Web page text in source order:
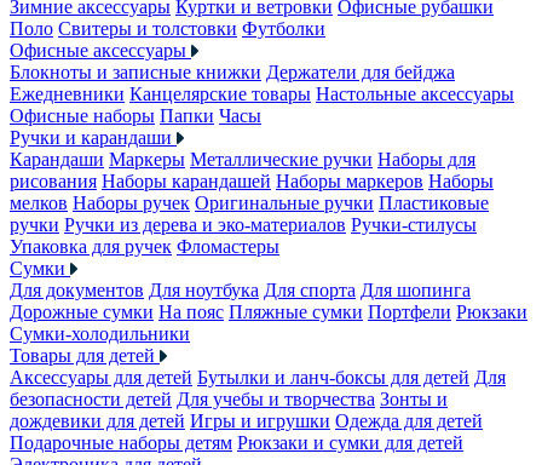
Зимние аксессуары Куртки и ветровки Офисные рубашки
Поло Свитеры и толстовки Футболки
Офисные аксессуары
Блокноты и записные книжки Держатели для бейджа
Ежедневники Канцелярские товары Настольные аксессуары
Офисные наборы Папки Часы
Ручки и карандаши
Карандаши Маркеры Металлические ручки Наборы для
рисования Наборы карандашей Наборы маркеров Наборы
мелков Наборы ручек Оригинальные ручки Пластиковые
ручки Ручки из дерева и эко-материалов Ручки-стилусы
Упаковка для ручек Фломастеры
Сумки
Для документов Для ноутбука Для спорта Для шопинга
Дорожные сумки На пояс Пляжные сумки Портфели Рюкзаки
Сумки-холодильники
Товары для детей
Аксессуары для детей Бутылки и ланч-боксы для детей Для
безопасности детей Для учебы и творчества Зонты и
дождевики для детей Игры и игрушки Одежда для детей
Подарочные наборы детям Рюкзаки и сумки для детей